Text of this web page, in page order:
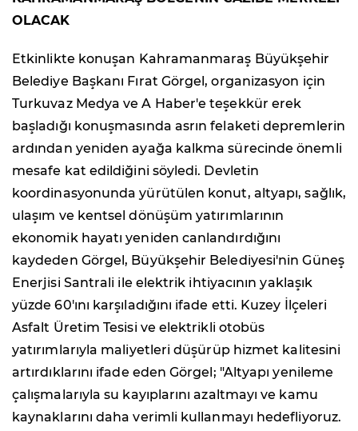
OLACAK
Etkinlikte konuşan Kahramanmaraş Büyükşehir
Belediye Başkanı Fırat Görgel, organizasyon için
Turkuvaz Medya ve A Haber'e teşekkür erek
başladığı konuşmasında asrın felaketi depremlerin
ardından yeniden ayağa kalkma sürecinde önemli
mesafe kat edildiğini söyledi. Devletin
koordinasyonunda yürütülen konut, altyapı, sağlık,
ulaşım ve kentsel dönüşüm yatırımlarının
ekonomik hayatı yeniden canlandırdığını
kaydeden Görgel, Büyükşehir Belediyesi'nin Güneş
Enerjisi Santrali ile elektrik ihtiyacının yaklaşık
yüzde 60'ını karşıladığını ifade etti. Kuzey İlçeleri
Asfalt Üretim Tesisi ve elektrikli otobüs
yatırımlarıyla maliyetleri düşürüp hizmet kalitesini
artırdıklarını ifade eden Görgel; "Altyapı yenileme
çalışmalarıyla su kayıplarını azaltmayı ve kamu
kaynaklarını daha verimli kullanmayı hedefliyoruz.